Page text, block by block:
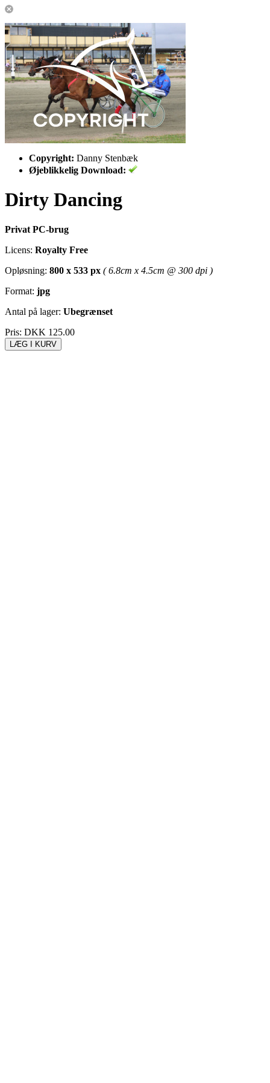
Copyright: Danny Stenbæk
Øjeblikkelig Download:
Dirty Dancing
Privat PC-brug
Licens: Royalty Free
Opløsning: 800 x 533 px ( 6.8cm x 4.5cm @ 300 dpi )
Format: jpg
Antal på lager: Ubegrænset
Pris: DKK 125.00